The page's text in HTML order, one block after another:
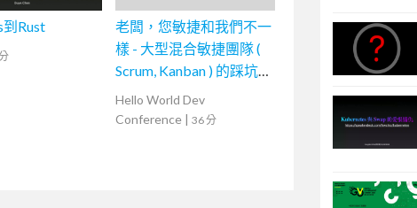
Rust
老闆，您敏捷和我們不一
樣 - 大型混合敏捷團隊 (
Scrum, Kanban ) 的踩坑經
驗
Hello World Dev
Conference | 36 分